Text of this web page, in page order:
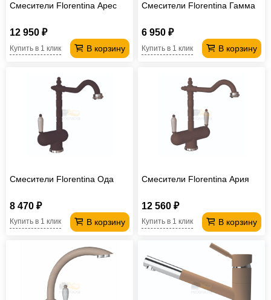
Смесители Florentina Арес
12 950 ₽
В корзину
Купить в 1 клик
Смесители Florentina Гамма
6 950 ₽
В корзину
Купить в 1 клик
Смесители Florentina Ода
8 470 ₽
В корзину
Купить в 1 клик
Смесители Florentina Ария
12 560 ₽
В корзину
Купить в 1 клик